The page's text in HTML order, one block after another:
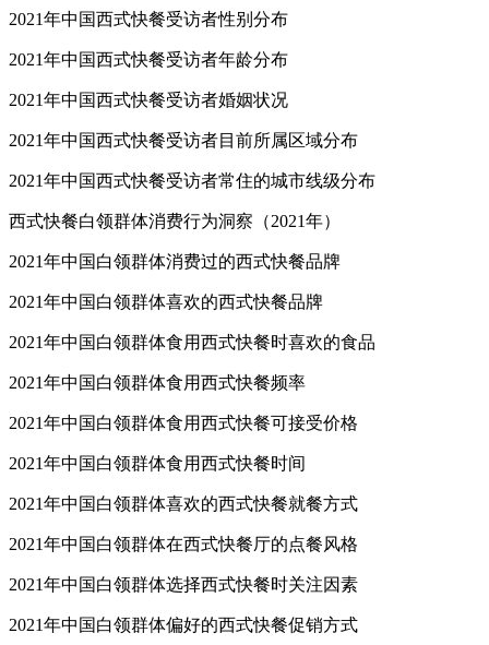
2021年中国西式快餐受访者性别分布
2021年中国西式快餐受访者年龄分布
2021年中国西式快餐受访者婚姻状况
2021年中国西式快餐受访者目前所属区域分布
2021年中国西式快餐受访者常住的城市线级分布
西式快餐白领群体消费行为洞察（2021年）
2021年中国白领群体消费过的西式快餐品牌
2021年中国白领群体喜欢的西式快餐品牌
2021年中国白领群体食用西式快餐时喜欢的食品
2021年中国白领群体食用西式快餐频率
2021年中国白领群体食用西式快餐可接受价格
2021年中国白领群体食用西式快餐时间
2021年中国白领群体喜欢的西式快餐就餐方式
2021年中国白领群体在西式快餐厅的点餐风格
2021年中国白领群体选择西式快餐时关注因素
2021年中国白领群体偏好的西式快餐促销方式